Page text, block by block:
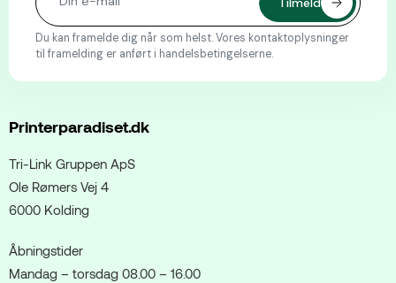
Du kan framelde dig når som helst. Vores kontaktoplysninger
til framelding er anført i handelsbetingelserne.
Printerparadiset.dk
Tri-Link Gruppen ApS
Ole Rømers Vej 4
6000 Kolding
Åbningstider
Mandag – torsdag 08.00 – 16.00